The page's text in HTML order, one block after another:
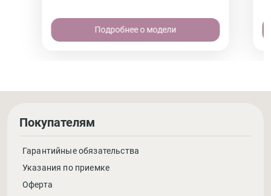
Подробнее о модели
Покупателям
Гарантийные обязательства
Указания по приемке
Оферта